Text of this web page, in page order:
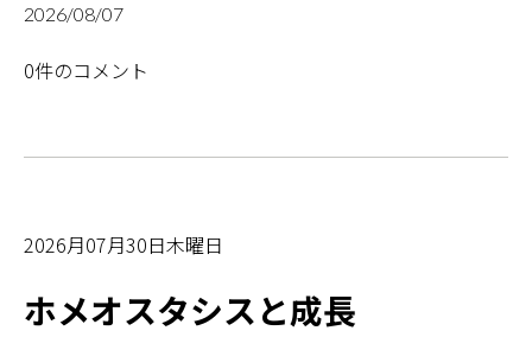
2026/08/07
0件のコメント
2026月07月30日木曜日
ホメオスタシスと成長